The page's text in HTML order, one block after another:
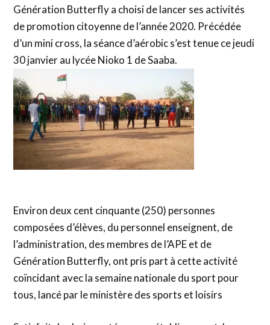
Génération Butterfly a choisi de lancer ses activités
de promotion citoyenne de l’année 2020. Précédée
d’un mini cross, la séance d’aérobic s’est tenue ce jeudi
30 janvier au lycée Nioko 1 de Saaba.
Environ deux cent cinquante (250) personnes
composées d’élèves, du personnel enseignent, de
l’administration, des membres de l’APE et de
Génération Butterfly, ont pris part à cette activité
coïncidant avec la semaine nationale du sport pour
tous, lancé par le ministère des sports et loisirs